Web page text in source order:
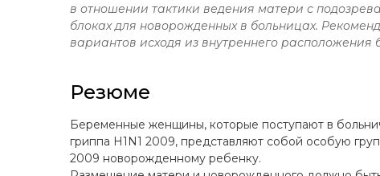
в отношении тактики ведения матери с
блоках для новорожденных в больницах.
вариантов исходя из внутреннего
Резюме
Беременные женщины, которые поступают в
гриппа H1N1 2009, представляют собой особую
2009 новорожденному ребенку.